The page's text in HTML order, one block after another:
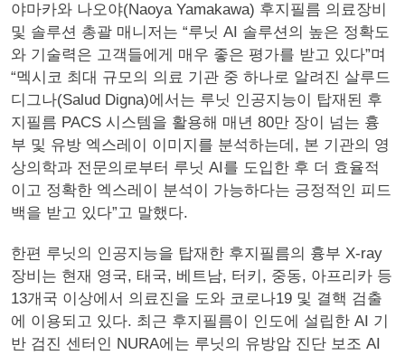
야마카와 나오야(Naoya Yamakawa) 후지필름 의료장비
및 솔루션 총괄 매니저는 “루닛 AI 솔루션의 높은 정확도
와 기술력은 고객들에게 매우 좋은 평가를 받고 있다”며
“멕시코 최대 규모의 의료 기관 중 하나로 알려진 살루드
디그나(Salud Digna)에서는 루닛 인공지능이 탑재된 후
지필름 PACS 시스템을 활용해 매년 80만 장이 넘는 흉
부 및 유방 엑스레이 이미지를 분석하는데, 본 기관의 영
상의학과 전문의로부터 루닛 AI를 도입한 후 더 효율적
이고 정확한 엑스레이 분석이 가능하다는 긍정적인 피드
백을 받고 있다”고 말했다.
한편 루닛의 인공지능을 탑재한 후지필름의 흉부 X-ray
장비는 현재 영국, 태국, 베트남, 터키, 중동, 아프리카 등
13개국 이상에서 의료진을 도와 코로나19 및 결핵 검출
에 이용되고 있다. 최근 후지필름이 인도에 설립한 AI 기
반 검진 센터인 NURA에는 루닛의 유방암 진단 보조 AI